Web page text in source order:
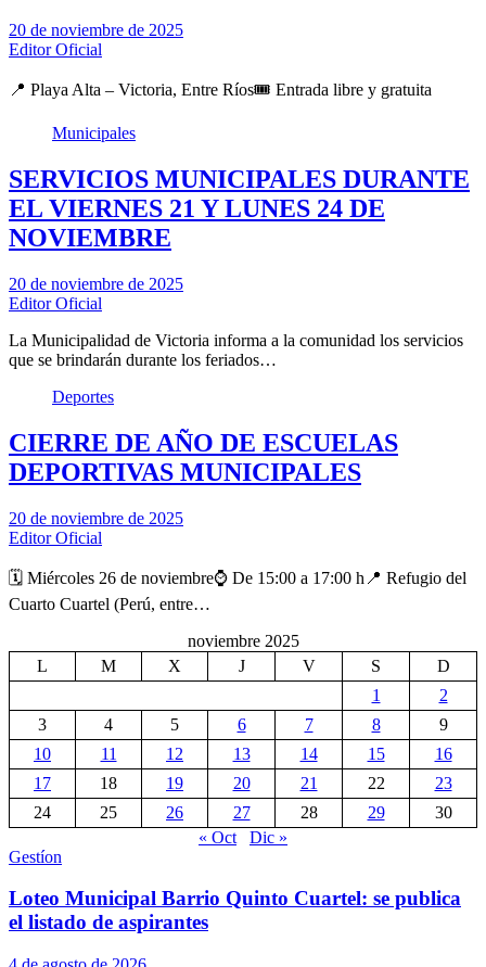
20 de noviembre de 2025
Editor Oficial
📍 Playa Alta – Victoria, Entre Ríos🎟️ Entrada libre y gratuita
Municipales
SERVICIOS MUNICIPALES DURANTE
EL VIERNES 21 Y LUNES 24 DE
NOVIEMBRE
20 de noviembre de 2025
Editor Oficial
La Municipalidad de Victoria informa a la comunidad los servicios
que se brindarán durante los feriados…
Deportes
CIERRE DE AÑO DE ESCUELAS
DEPORTIVAS MUNICIPALES
20 de noviembre de 2025
Editor Oficial
🗓️ Miércoles 26 de noviembre⌚ De 15:00 a 17:00 h📍 Refugio del
Cuarto Cuartel (Perú, entre…
noviembre 2025
L
M X J V S
D
1
2
3
4 5 6 7 8
9
10
11 12 13 14 15
16
17
18 19 20 21 22
23
24
25 26 27 28 29
30
« Oct
Dic »
Gestíon
Loteo Municipal Barrio Quinto Cuartel: se publica
el listado de aspirantes